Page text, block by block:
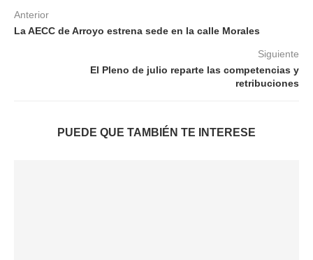
Anterior
La AECC de Arroyo estrena sede en la calle Morales
Siguiente
El Pleno de julio reparte las competencias y
retribuciones
PUEDE QUE TAMBIÉN TE INTERESE